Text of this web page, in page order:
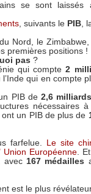
se sont laissés
, suivants le PIB,
Nord, le
premières positions !
pas ?
qui compte2
qui en compte
PIB de 2,6
nécessaires
un PIB de plus de
farfelue.
Le site
Union Européenne.
avec 167 médailles
est le plus